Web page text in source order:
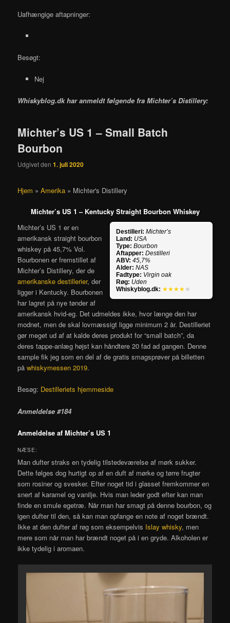
Uafhængige aftapninger:
Besøgt:
Nej
Whiskyblog.dk har anmeldt følgende fraMichter’s Distillery:
Michter’s US 1 – Small Batch
Bourbon
Udgivet den1. juli 2020
Hjem »Amerika » Michter's Distillery
Michter’s US 1 – Kentucky Straight Bourbon Whiskey
Destilleri: Michter’s
Land: USA
Type: Bourbon
Aftapper: Destilleri
ABV: 45,7%
Alder: NAS
Fadtype: Virgin oak
Røg: Uden
Whiskyblog.dk: ★★★★ ★
Michter’s US 1 er en
amerikansk straight bourbon
whiskey på 45,7% Vol.
Bourbonen er fremstillet af
Michter’s Distillery, der de
amerikanske destillerier, der
ligger i Kentucky. Bourbonen
har lagret på nye tønder af
amerikansk hvid-eg. Det udmeldes ikke, hvor længe den har
modnet, men de skal lovmæssigt ligge minimum 2 år. Destilleriet
gør meget ud af at kalde deres produkt for “small batch”, da
deres tappe-anlæg højst kan håndtere 20 fad ad gangen. Denne
sample fik jeg som en del af de gratis smagsprøver på billetten
påwhiskymessen 2019.
Besøg: Destilleriets hjemmeside
Anmeldelse #184
Anmeldelse af Michter’s US 1
NÆSE:
Man dufter straks en tydelig tilstedeværelse af mørk sukker.
Dette følges dog hurtigt op af en duft af mørke og tørre frugter
som rosiner og svesker. Efter noget tid i glasset fremkommer en
snert af karamel og vanilje. Hvis man leder godt efter kan man
finde en smule egetræ. Når man har smagt på denne bourbon, og
igen dufter til den, så kan man opfange en note af noget brændt.
Ikke at den dufter af røg som eksempelvis Islay whisky, men
mere som når man har brændt noget på i en gryde. Alkoholen er
ikke tydelig i aromaen.